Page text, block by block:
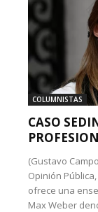
COLUMNISTAS
CASO
(Gustavo
Opinión
ofrece una
Max Weber